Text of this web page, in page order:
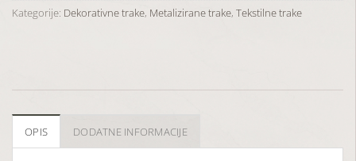
Kategorije: Dekorativne trake, Metalizirane trake, Tekstilne trake
OPIS DODATNE INFORMACIJE